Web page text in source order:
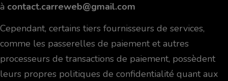
à contact.carreweb@gmail.com
Cependant, certains tiers fournisseurs de services,
comme les passerelles de paiement et autres
processeurs de transactions de paiement, possèdent
leurs propres politiques de confidentialité quant aux